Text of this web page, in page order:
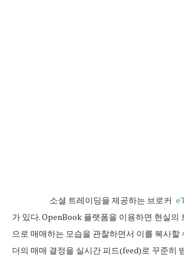
소셜 트레이딩을 제공하는 브로커
가 있다. OpenBook 플랫폼을 이용하면 현실의
으로 매매하는 모습을 관찰하면서 이를 복사할
더의 매매 결정을 실시간 피드(feed)로 꾸준히